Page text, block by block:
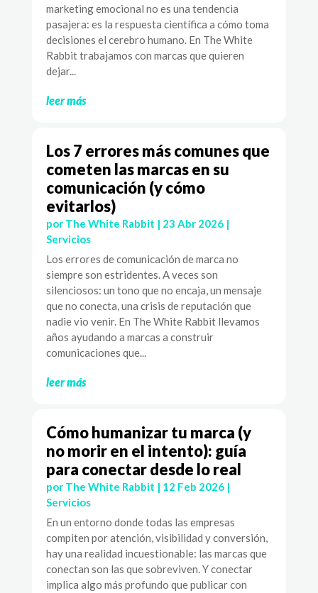
marketing emocional no es una tendencia
pasajera: es la respuesta científica a cómo toma
decisiones el cerebro humano. En The White
Rabbit trabajamos con marcas que quieren
dejar...
leer más
Los 7 errores más comunes que
cometen las marcas en su
comunicación (y cómo
evitarlos)
por The White Rabbit | 23 Abr 2026|
Servicios
Los errores de comunicación de marca no
siempre son estridentes. A veces son
silenciosos: un tono que no encaja, un mensaje
que no conecta, una crisis de reputación que
nadie vio venir. En The White Rabbit llevamos
años ayudando a marcas a construir
comunicaciones que...
leer más
Cómo humanizar tu marca (y
no morir en el intento): guía
para conectar desde lo real
por The White Rabbit | 12 Feb 2026|
Servicios
En un entorno donde todas las empresas
compiten por atención, visibilidad y conversión,
hay una realidad incuestionable: las marcas que
conectan son las que sobreviven. Y conectar
implica algo más profundo que publicar con